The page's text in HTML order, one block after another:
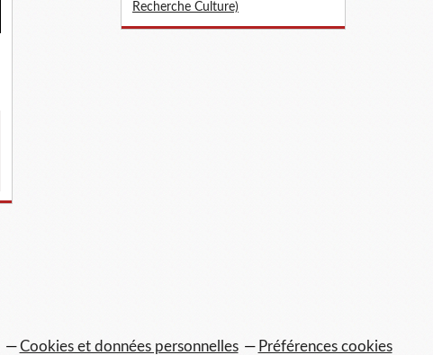
Recherche Culture)
Cookies et données personnelles Préférences cookies